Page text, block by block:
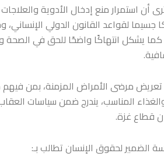
استمرار منع إدخال الأدوية
جسيما لقواعد القانون الدولي الإنساني،
كما يشكل انتهاكًا واضحًا للحق في
مرضى الأمراض المزمنة، بمن فيهم
المناسب، يندرج ضمن سياسات
قطاع غزة.
الضمير لحقوق الإنسان تطالب بـ: